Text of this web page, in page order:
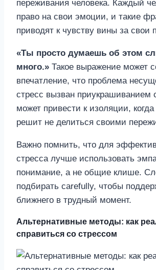
переживания человека. Каждый
право на свои эмоции, и такие
приводят к чувству вины за свои
«Ты просто думаешь об этом
много.» Такое выражение может
впечатление, что проблема
стресс вызван приукрашиванием
может привести к изоляции, когда
решит не делиться своими
Важно помнить, что для
стресса лучше использовать
понимание, а не общие клише.
подбирать carefully, чтобы
ближнего в трудный момент.
Альтернативные методы: как
справиться со стрессом